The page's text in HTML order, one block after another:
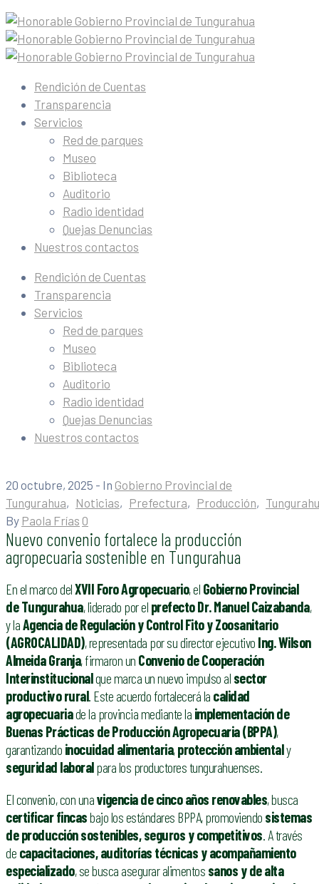
Rendición de Cuentas
Transparencia
Servicios
Red de parques
Museo
Biblioteca
Auditorio
Radio identidad
Quejas Denuncias
Nuestros contactos
Rendición de Cuentas
Transparencia
Servicios
Red de parques
Museo
Biblioteca
Auditorio
Radio identidad
Quejas Denuncias
Nuestros contactos
20 octubre, 2025 - In Gobierno Provincial de
Tungurahua‚ Noticias‚ Prefectura‚ Producción‚
By Paola Frías 0
Nuevo convenio fortalece la producción
agropecuaria sostenible en Tungurahua
En el marco delXVII Foro Agropecuario, el Gobierno Provincial
de Tungurahua, liderado por el prefecto Dr. Manuel Caizabanda,
y laAgencia de Regulación y Control Fito y Zoosanitario
(AGROCALIDAD), representada por su director ejecutivo Ing. Wilson
Almeida Granja, firmaron un Convenio de Cooperación
Interinstitucionalque marca un nuevo impulso al sector
productivo rural. Este acuerdo fortalecerá la calidad
agropecuariade la provincia mediante la implementación de
Buenas Prácticas de Producción Agropecuaria (BPPA),
garantizando inocuidad alimentaria,protección ambientaly
seguridad laboralpara los productores tungurahuenses.
El convenio, con unavigencia de cinco años renovables, busca
certificar fincasbajo los estándares BPPA, promoviendo sistemas
de producción sostenibles, seguros y competitivos. A través
de capacitaciones, auditorías técnicas y acompañamiento
especializado, se busca asegurar alimentos sanos y de alta